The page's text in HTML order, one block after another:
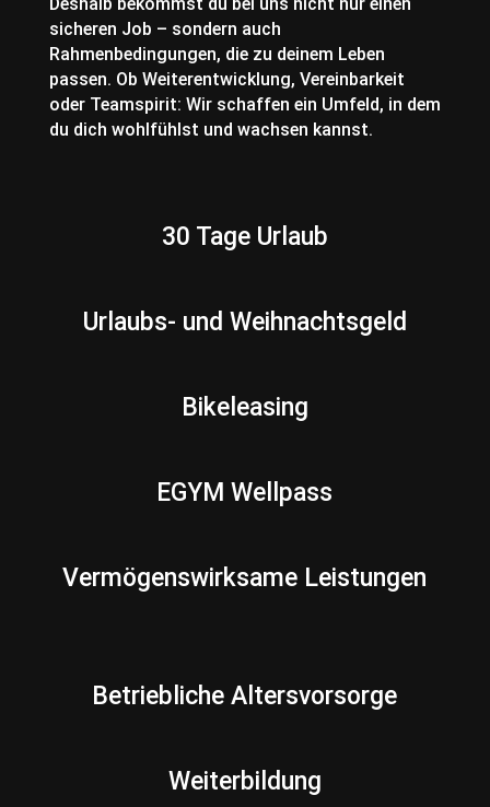
sicheren Job – sondern auch
Rahmenbedingungen, die zu deinem Leben
passen. Ob Weiterentwicklung, Vereinbarkeit
oder Teamspirit: Wir schaffen ein Umfeld, in dem
du dich wohlfühlst und wachsen kannst.
30 Tage Urlaub
Urlaubs- und Weihnachtsgeld
Bikeleasing
EGYM Wellpass
Vermögenswirksame Leistungen
Betriebliche Altersvorsorge
Weiterbildung